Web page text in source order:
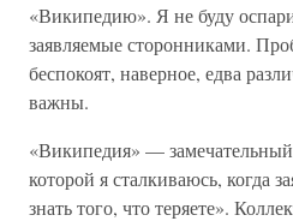
«Википедию». Я не буду
заявляемые сторонниками.
беспокоят, наверное, едва
важны.
«Википедия» —
которой я сталкиваюсь, когда
знать того, что теряете».